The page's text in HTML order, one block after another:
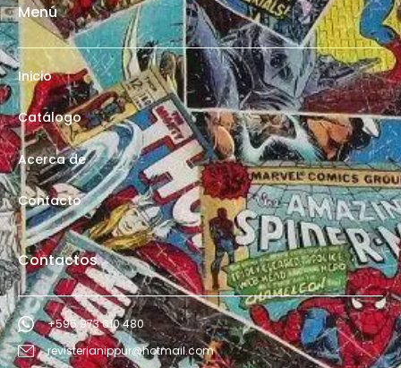
Menú
Inicio
Catálogo
Acerca de
Contacto
Contactos
+595 973 610 480
revisterianippur@hotmail.com